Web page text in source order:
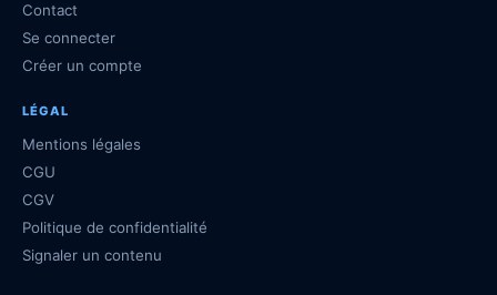
Contact
Se connecter
Créer un compte
LÉGAL
Mentions légales
CGU
CGV
Politique de confidentialité
Signaler un contenu